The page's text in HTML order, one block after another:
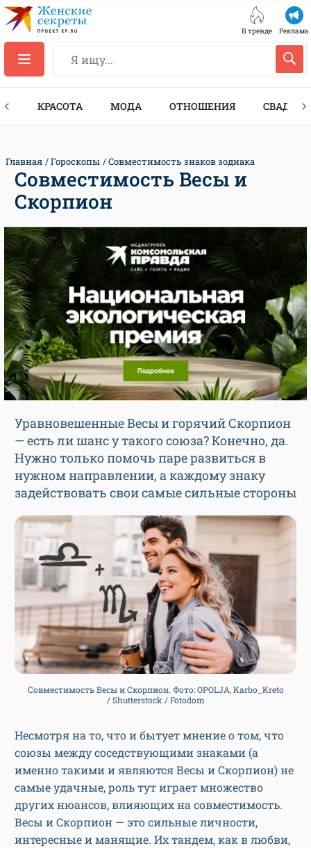
В тренде Реклама
КРАСОТА МОДА ОТНОШЕНИЯ СВАДЬБА
Главная Гороскопы Совместимость знаков зодиака
Совместимость Весы и
Скорпион
Уравновешенные Весы и горячий Скорпион
— есть ли шанс у такого союза? Конечно, да.
Нужно только помочь паре развиться в
нужном направлении, а каждому знаку
задействовать свои самые сильные стороны
Совместимость Весы и Скорпион. Фото: OPOLJA, Karbo_Kreto
/ Shutterstock / Fotodom
Несмотря на то, что и бытует мнение о том, что
союзы между соседствующими знаками (а
именно такими и являются Весы и Скорпион) не
самые удачные, роль тут играет множество
других нюансов, влияющих на совместимость.
Весы и Скорпион — это сильные личности,
интересные и манящие. Их тандем, как в любви,